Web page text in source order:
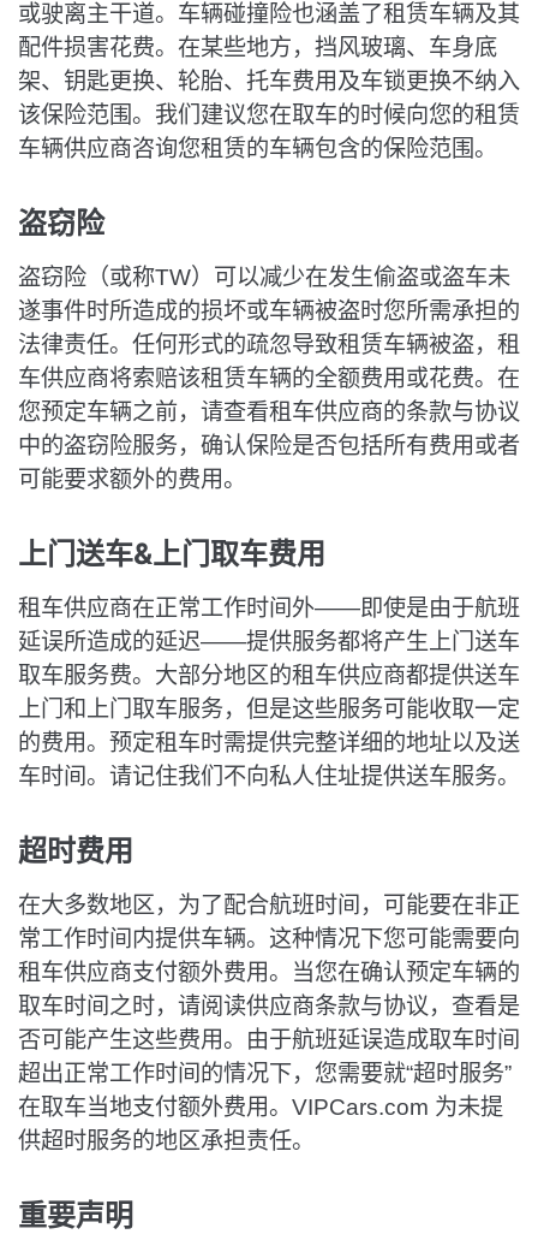
或驶离主干道。车辆碰撞险也涵盖了租赁车辆及其
配件损害花费。在某些地方，挡风玻璃、车身底
架、钥匙更换、轮胎、托车费用及车锁更换不纳入
该保险范围。我们建议您在取车的时候向您的租赁
车辆供应商咨询您租赁的车辆包含的保险范围。
盗窃险
盗窃险（或称TW）可以减少在发生偷盗或盗车未
遂事件时所造成的损坏或车辆被盗时您所需承担的
法律责任。任何形式的疏忽导致租赁车辆被盗，租
车供应商将索赔该租赁车辆的全额费用或花费。在
您预定车辆之前，请查看租车供应商的条款与协议
中的盗窃险服务，确认保险是否包括所有费用或者
可能要求额外的费用。
上门送车&上门取车费用
租车供应商在正常工作时间外——即使是由于航班
延误所造成的延迟——提供服务都将产生上门送车
取车服务费。大部分地区的租车供应商都提供送车
上门和上门取车服务，但是这些服务可能收取一定
的费用。预定租车时需提供完整详细的地址以及送
车时间。请记住我们不向私人住址提供送车服务。
超时费用
在大多数地区，为了配合航班时间，可能要在非正
常工作时间内提供车辆。这种情况下您可能需要向
租车供应商支付额外费用。当您在确认预定车辆的
取车时间之时，请阅读供应商条款与协议，查看是
否可能产生这些费用。由于航班延误造成取车时间
超出正常工作时间的情况下，您需要就“超时服务”
在取车当地支付额外费用。VIPCars.com 为未提
供超时服务的地区承担责任。
重要声明